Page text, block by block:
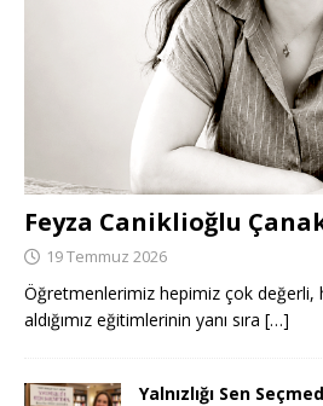
Feyza Caniklioğlu
19 Temmuz 2026
Öğretmenlerimiz hepimiz çok değerli,
aldığımız eğitimlerinin yanı sıra […]
Yalnızlığı Sen